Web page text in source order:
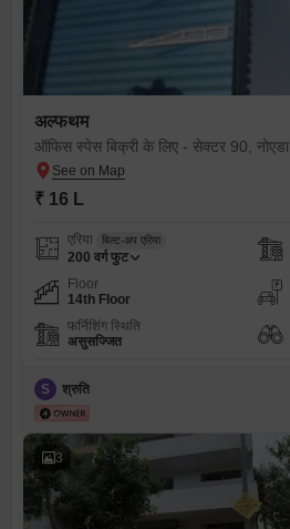
अल्फथम
ऑफिस स्पेस बिक्री के लिए - सेक्टर 90, नोएडा
₹ 16 L
एरिया बिल्ट-अप एरिया
200 वर्ग फुट
Floor
14th Floor
फर्निशिंग स्थिति
असुसज्जित
S श्रुति
3